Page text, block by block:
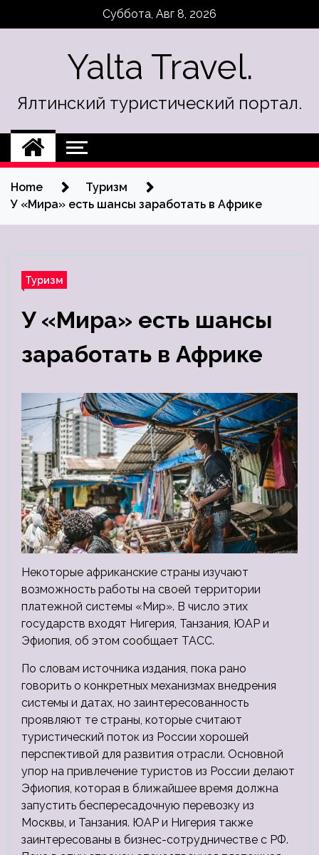
Суббота, Авг 8, 2026
Yalta Travel.
Ялтинский туристический портал.
Home
Туризм
У «Мира» есть шансы заработать в Африке
Туризм
У «Мира» есть шансы
заработать в Африке
Некоторые африканские страны изучают
возможность работы на своей территории
платежной системы «Мир». В число этих
государств входят Нигерия, Танзания, ЮАР и
Эфиопия, об этом сообщает ТАСС.
По словам источника издания, пока рано
говорить о конкретных механизмах внедрения
системы и датах, но заинтересованность
проявляют те страны, которые считают
туристический поток из России хорошей
перспективой для развития отрасли. Основной
упор на привлечение туристов из России делают
Эфиопия, которая в ближайшее время должна
запустить беспересадочную перевозку из
Москвы, и Танзания. ЮАР и Нигерия также
заинтересованы в бизнес-сотрудничестве с РФ.